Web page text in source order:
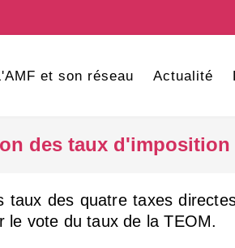
et son réseau Actualité
des taux d'imposition
des quatre taxes
le vote du taux de la TEOM.